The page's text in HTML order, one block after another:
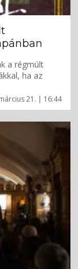
21. | 16:44
a régmúlt
ha az